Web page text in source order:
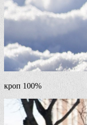
кроп 100%